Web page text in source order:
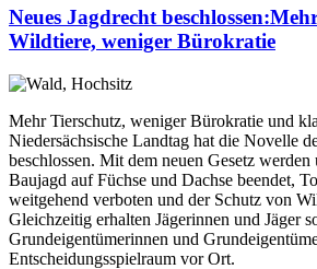
Neues Jagdrecht beschlossen:
Wildtiere, weniger Bürokratie
Mehr Tierschutz, weniger Bürokratie und
Niedersächsische Landtag hat die Novelle
beschlossen. Mit dem neuen Gesetz werden
Baujagd auf Füchse und Dachse beendet,
weitgehend verboten und der Schutz von
Gleichzeitig erhalten Jägerinnen und Jäger
Grundeigentümerinnen und
Entscheidungsspielraum vor Ort.